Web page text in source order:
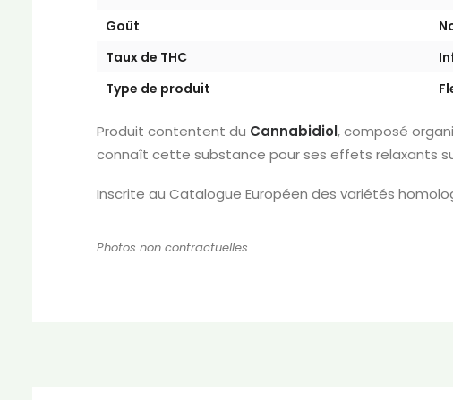
Goût
Taux de THC
Type de produit
Produit contentent du Cannabidiol, composé
connaît cette substance pour ses effets relaxants
Inscrite au Catalogue Européen des variétés
Photos non contractuelles